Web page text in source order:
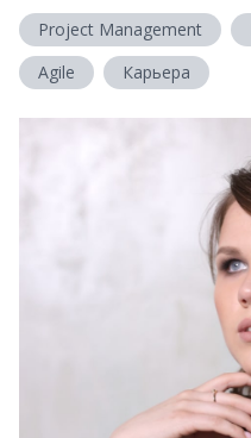
Project Management
Agile
Карьера